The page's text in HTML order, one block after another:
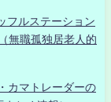
フルステーション
無職孤独居老人的
カマトレーダーの